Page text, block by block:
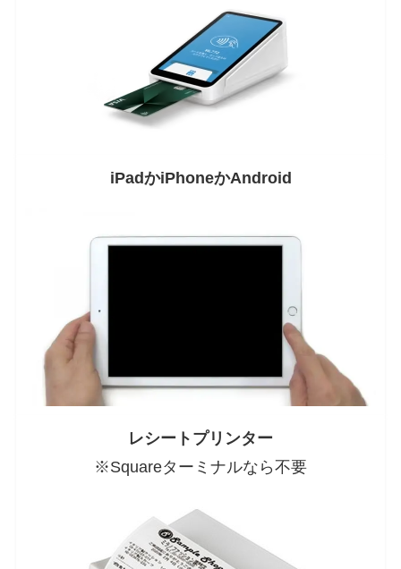
iPadかiPhoneかAndroid
レシートプリンター
※Squareターミナルなら不要